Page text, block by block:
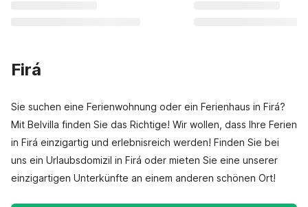
Firá
Sie suchen eine Ferienwohnung oder ein Ferienhaus in Firá?
Mit Belvilla finden Sie das Richtige! Wir wollen, dass Ihre Ferien
in Firá einzigartig und erlebnisreich werden! Finden Sie bei
uns ein Urlaubsdomizil in Firá oder mieten Sie eine unserer
einzigartigen Unterkünfte an einem anderen schönen Ort!